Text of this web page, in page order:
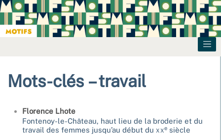
Mots-clés – travail
Florence Lhote
Fontenoy-le-Château, haut lieu de la broderie et du
travail des femmes jusqu’au début du xxe siècle